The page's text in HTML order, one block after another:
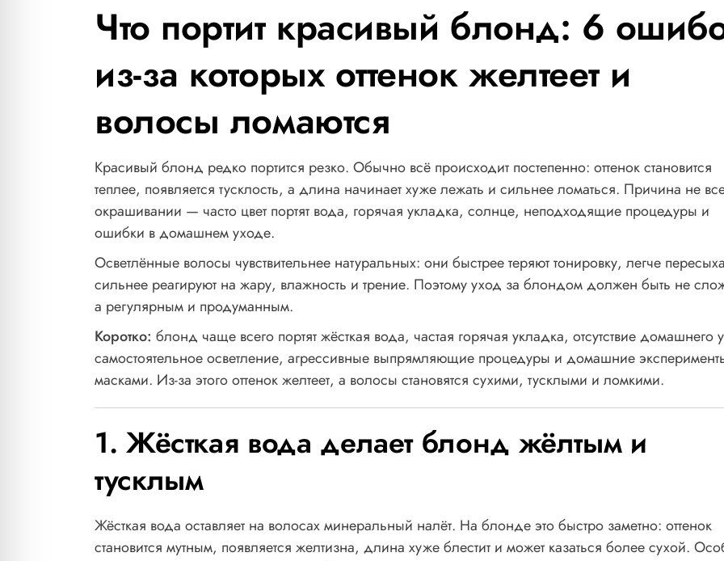
Что портит красивый блонд: 6
из-за которых оттенок желтеет и
волосы ломаются
Красивый блонд редко портится резко. Обычно всё происходит постепенно: оттенок становится
теплее, появляется тусклость, а длина начинает хуже лежать и сильнее ломаться. Причина не
окрашивании — часто цвет портят вода, горячая укладка, солнце, неподходящие процедуры и
ошибки в домашнем уходе.
Осветлённые волосы чувствительнее натуральных: они быстрее теряют тонировку, легче
сильнее реагируют на жару, влажность и трение. Поэтому уход за блондом должен быть не
а регулярным и продуманным.
Коротко: блонд чаще всего портят жёсткая вода, частая горячая укладка, отсутствие домашнего
самостоятельное осветление, агрессивные выпрямляющие процедуры и домашние
масками. Из-за этого оттенок желтеет, а волосы становятся сухими, тусклыми и ломкими.
1. Жёсткая вода делает блонд жёлтым и
тусклым
Жёсткая вода оставляет на волосах минеральный налёт. На блонде это быстро заметно: оттенок
становится мутным, появляется желтизна, длина хуже блестит и может казаться более сухой.